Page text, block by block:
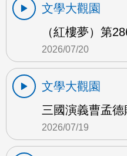
文學大觀園
（紅樓夢）第
2026/07/20
文學大觀園
三國演義曹孟
2026/07/19